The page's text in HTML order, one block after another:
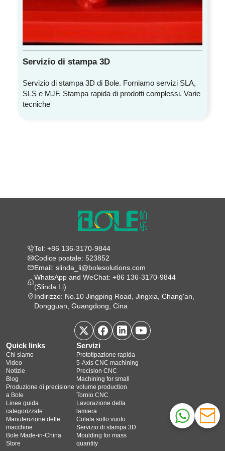
Servizio di stampa 3D
Servizio di stampa 3D di Bole. Forniamo servizi SLA,
SLS e MJF. Stampa rapida di prodotti complessi. Varie
tecniche
Tel: +86 136-3170-9844
Codice postale: 523852
Email: slinda_li@bolesolutions.com
WhatsApp and WeChat: +86 136-3170-9844
(Slinda Li)
Indirizzo: No.10 Jingping Road, Jingxia, Chang'an,
Dongguan, Guangdong, Cina
Quick links
Chi siamo
Video
Notizie
Blog
Produzione di precisione
a Bole
Linee guida
categorizzate
Manutenzione delle
macchine
Bole Made-in-China
Store
Servizi
Prototipazione rapida
5‑Axis CNC machining
Precision CNC
Machining for small
volume production
Tornio CNC
Lavorazione della
lamiera
Colata sotto vuoto
Servizio di stampa 3D
Moulding for mass
quantity